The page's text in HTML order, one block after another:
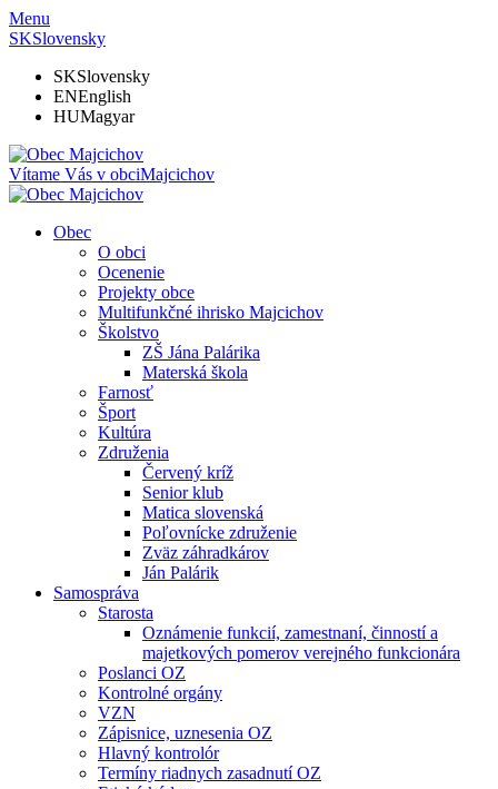
Menu
SKSlovensky
SKSlovensky
ENEnglish
HUMagyar
Vítame Vás v obciMajcichov
Obec
O obci
Ocenenie
Projekty obce
Multifunkčné ihrisko Majcichov
Školstvo
ZŠ Jána Palárika
Materská škola
Farnosť
Šport
Kultúra
Združenia
Červený kríž
Senior klub
Matica slovenská
Poľovnícke združenie
Zväz záhradkárov
Ján Palárik
Samospráva
Starosta
Oznámenie funkcií, zamestnaní, činností a
majetkových pomerov verejného funkcionára
Poslanci OZ
Kontrolné orgány
VZN
Zápisnice, uznesenia OZ
Hlavný kontrolór
Termíny riadnych zasadnutí OZ